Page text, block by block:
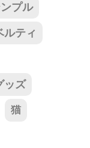
プル
ルティ
ッズ
猫